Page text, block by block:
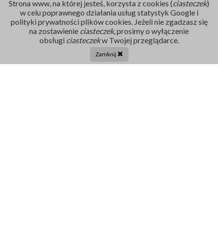
Rejestracja
Tel. centrala:
Strona www, na której jesteś, korzysta z cookies (ciasteczek)
w celu poprawnego działania usług statystyk Google i
polityki prywatności plików cookies. Jeżeli nie zgadzasz się
na zostawienie ciasteczek, prosimy o wyłączenie
obsługi ciasteczekw Twojej przeglądarce.
Zamknij